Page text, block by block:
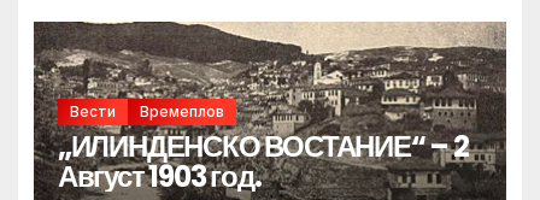
Вести Времеплов
„ИЛИНДЕНСКО ВОСТАНИЕ“ – 2
Август 1903 год.